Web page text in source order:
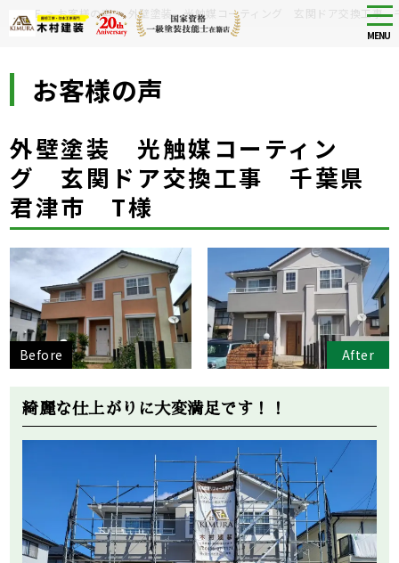
to
MENU
HOME>お客様の声>外壁塗装 光触媒コーティング 玄関ドア交換工事
お客様の声
外壁塗装 光触媒コーティン
グ 玄関ドア交換工事 千葉県
君津市 T様
Before After
綺麗な仕上がりに大変満足です！！